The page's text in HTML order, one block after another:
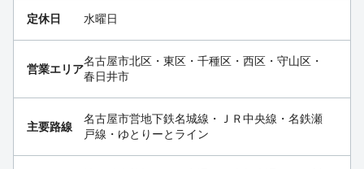
定休日 水曜日
営業エリア
名古屋市北区・東区・千種区・西区・守山区・
春日井市
主要路線
名古屋市営地下鉄名城線・ＪＲ中央線・名鉄瀬
戸線・ゆとりーとライン